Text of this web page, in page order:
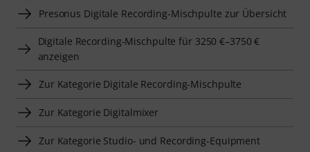
Presonus Digitale Recording-Mischpulte zur Übersicht
Digitale Recording-Mischpulte für 3250 €–3750 €
anzeigen
Zur Kategorie Digitale Recording-Mischpulte
Zur Kategorie Digitalmixer
Zur Kategorie Studio- und Recording-Equipment